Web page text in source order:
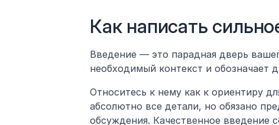
Как написать
Введение — это парадная дверь
необходимый контекст и обозначает
Относитесь к нему как к ориентиру
абсолютно все детали, но обязано
обсуждения. Качественное введение